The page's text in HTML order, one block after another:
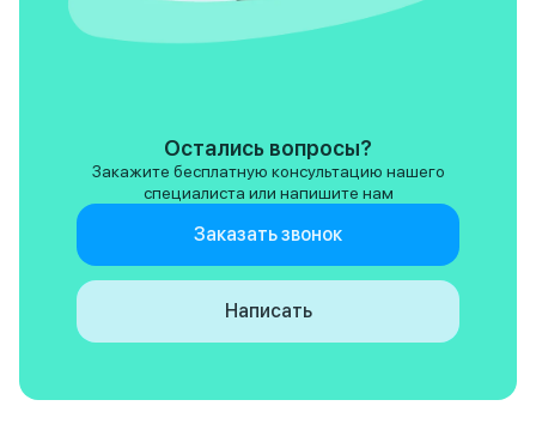
Остались вопросы?
Закажите бесплатную консультацию нашего
специалиста или напишите нам
Заказать звонок
Написать